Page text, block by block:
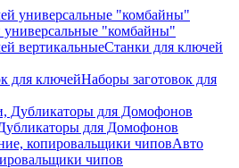
"комбайны"
Станки для ключей
Наборы заготовок для
для Домофонов
Авто
чипов